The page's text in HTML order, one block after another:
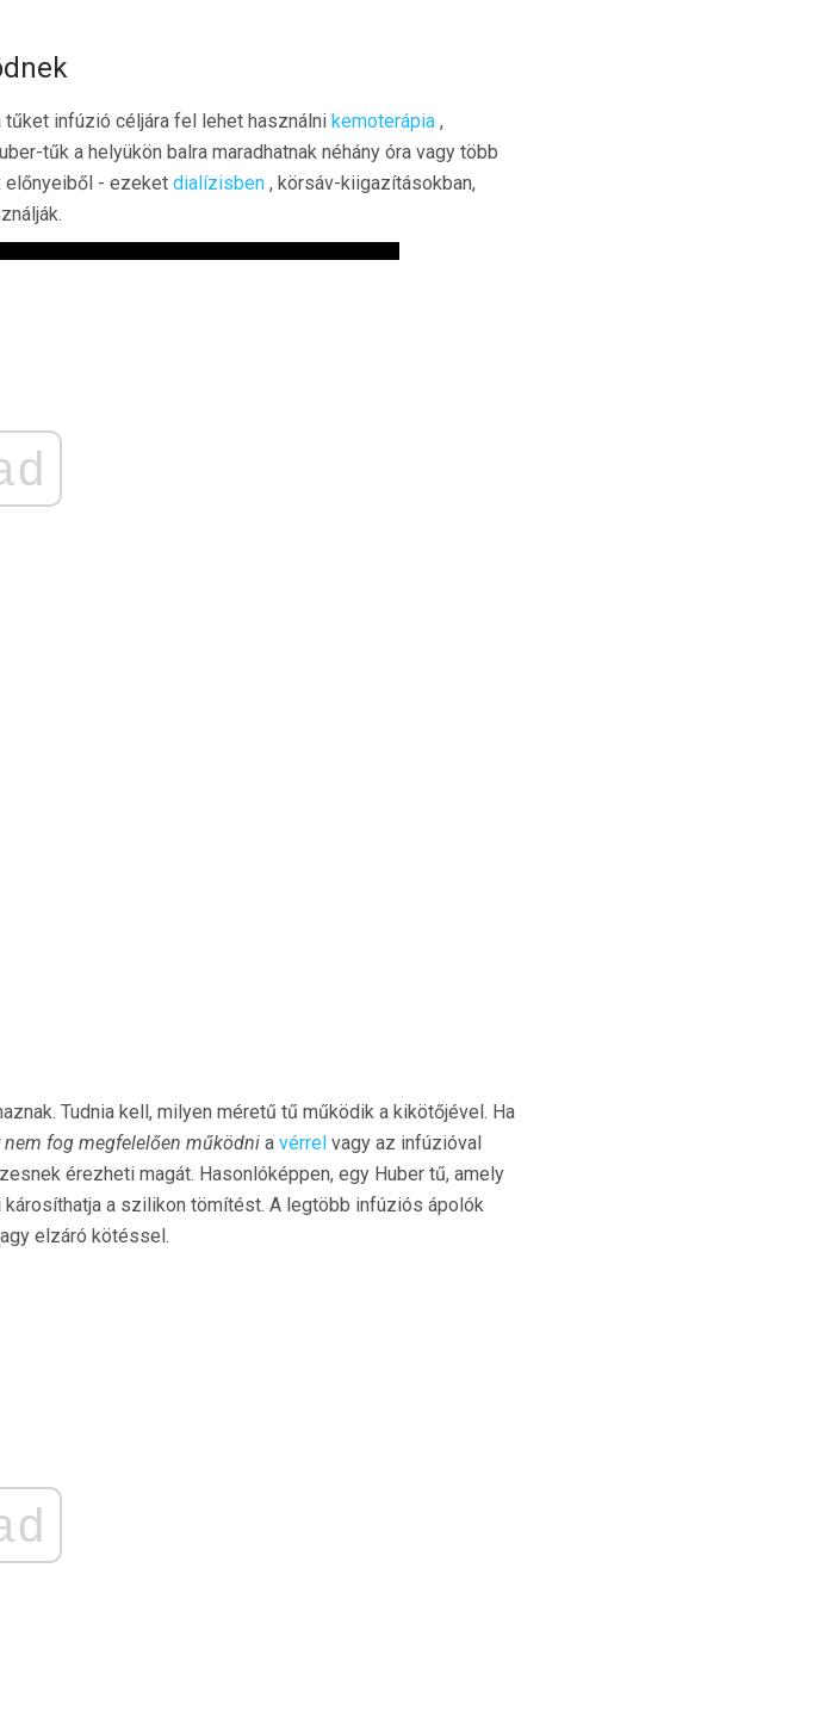
infúzió céljára fel lehet használni kemoterápia ,
tűk a helyükön balra maradhatnak néhány óra vagy több
előnyeiből - ezeket dialízisben , körsáv-kiigazításokban,
Tudnia kell, milyen méretű tű működik a kikötőjével. Ha
nem fog megfelelően működni a vérrel vagy az infúzióval
érezheti magát. Hasonlóképpen, egy Huber tű, amely
a szilikon tömítést. A legtöbb infúziós ápolók
elzáró kötéssel.